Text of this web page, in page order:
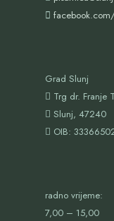
Grad Slunj
Trg dr. Franje
Slunj, 47240
OIB:
radno vrijeme:
7,00 – 15,00